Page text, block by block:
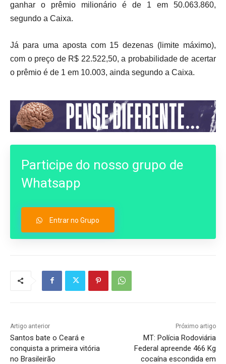
ganhar o prêmio milionário é de 1 em 50.063.860,
segundo a Caixa.
Já para uma aposta com 15 dezenas (limite máximo),
com o preço de R$ 22.522,50, a probabilidade de acertar
o prêmio é de 1 em 10.003, ainda segundo a Caixa.
Participe do nosso grupo de
Whatsapp
Entrar no Grupo
Artigo anterior
Santos bate o Ceará e
conquista a primeira vitória
no Brasileirão
Próximo artigo
MT: Polícia Rodoviária
Federal apreende 466 Kg
cocaína escondida em